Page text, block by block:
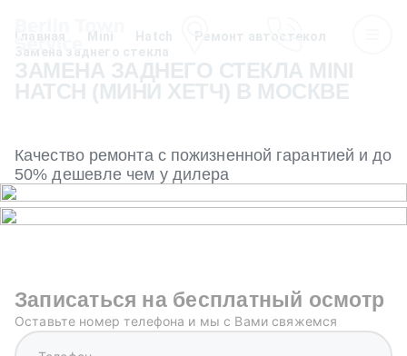
Главная Mini Hatch
Ремонт автостекол
Замена заднего стекла
ЗАМЕНА ЗАДНЕГО СТЕКЛА MINI
HATCH (МИНИ ХЕТЧ) В МОСКВЕ
Качество ремонта с пожизненной гарантией и до
50% дешевле чем у дилера
Записаться на бесплатный осмотр
Оставьте номер телефона и мы с Вами свяжемся